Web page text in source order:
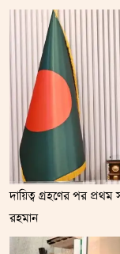
দায়িত্ব গ্রহণের পর প্রথম
রহমান